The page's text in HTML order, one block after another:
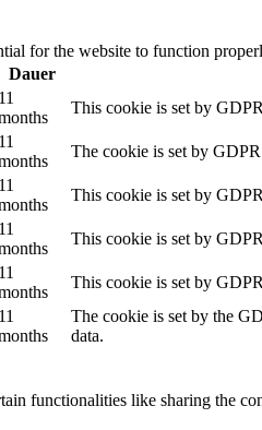
for the website to function
Dauer
11
This cookie is set by
11
The cookie is set by
11
This cookie is set by
11
This cookie is set by
11
This cookie is set by
11
The cookie is set by the
data.
functionalities like sharing the